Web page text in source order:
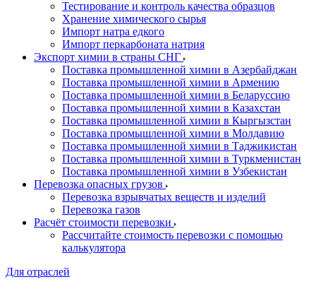
Тестирование и контроль качества образцов
Хранение химического сырья
Импорт натра едкого
Импорт перкарбоната натрия
Экспорт химии в страны СНГ
Поставка промышленной химии в Азербайджан
Поставка промышленной химии в Армению
Поставка промышленной химии в Беларуссию
Поставка промышленной химии в Казахстан
Поставка промышленной химии в Кыргызстан
Поставка промышленной химии в Молдавию
Поставка промышленной химии в Таджикистан
Поставка промышленной химии в Туркменистан
Поставка промышленной химии в Узбекистан
Перевозка опасных грузов
Перевозка взрывчатых веществ и изделий
Перевозка газов
Расчёт стоимости перевозки
Рассчитайте стоимость перевозки с помощью
калькулятора
Для отраслей